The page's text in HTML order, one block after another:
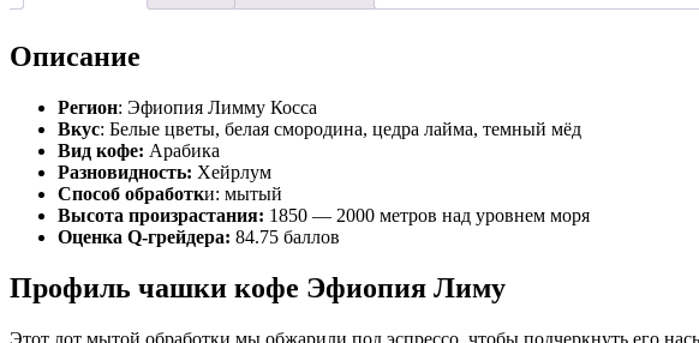
Описание
Регион: Эфиопия Лимму Косса
Вкус: Белые цветы, белая смородина, цедра лайма, темный мёд
Вид кофе: Арабика
Разновидность: Хейрлум
Способ обработки: мытый
Высота произрастания: 1850 — 2000 метров над уровнем моря
Оценка Q-грейдера: 84.75 баллов
Профиль чашки кофе Эфиопия Лиму
Этот лот мытой обработки мы обжарили под эспрессо, чтобы подчеркнуть его